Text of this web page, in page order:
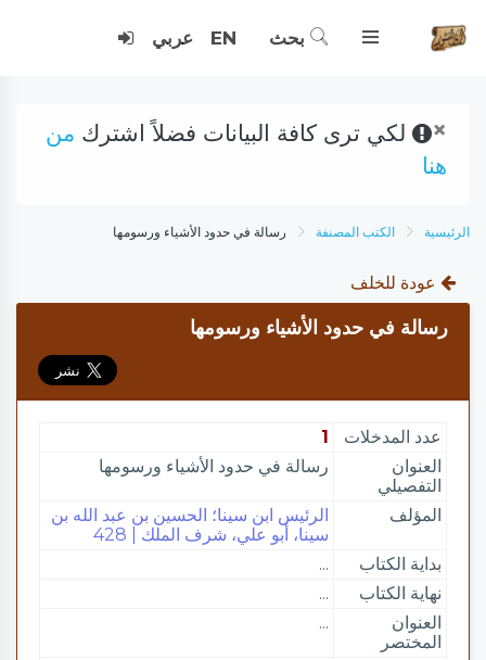
بحث EN عربي
× لكي ترى كافة البيانات فضلاً اشترك من
هنا
الرئيسية الكتب المصنفة رسالة في حدود الأشياء ورسومها
عودة للخلف
رسالة في حدود الأشياء ورسومها
عدد المدخلات
1
العنوان
التفصيلي
رسالة في حدود الأشياء ورسومها
المؤلف
الرئيس ابن سينا؛ الحسين بن عبد الله بن
سينا، أبو علي، شرف الملك | 428
بداية الكتاب
...
نهاية الكتاب
...
العنوان
المختصر
...